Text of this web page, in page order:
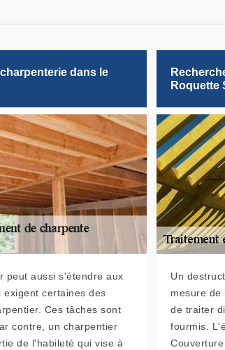
dans le
peut aussi s'étendre aux
certaines des
Ces tâches sont
contre, un charpentier
de l'habileté qui vise à
Roquette
Un
mesure de
de traiter
fourmis.